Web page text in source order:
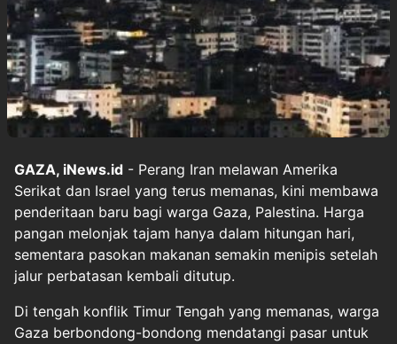
GAZA, iNews.id - Perang Iran melawan Amerika
Serikat dan Israel yang terus memanas, kini membawa
penderitaan baru bagi warga Gaza, Palestina. Harga
pangan melonjak tajam hanya dalam hitungan hari,
sementara pasokan makanan semakin menipis setelah
jalur perbatasan kembali ditutup.
Di tengah konflik Timur Tengah yang memanas, warga
Gaza berbondong-bondong mendatangi pasar untuk